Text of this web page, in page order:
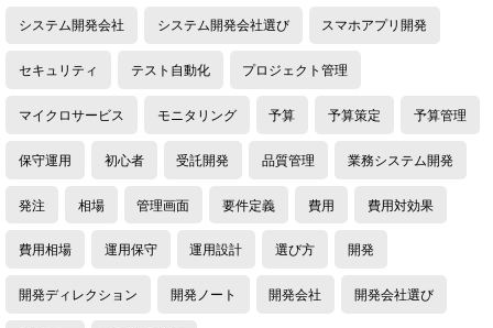
システム開発会社 システム開発会社選び スマホアプリ開発
セキュリティ テスト自動化 プロジェクト管理
マイクロサービス モニタリング 予算 予算策定 予算管理
保守運用 初心者 受託開発 品質管理 業務システム開発
発注 相場 管理画面 要件定義 費用 費用対効果
費用相場 運用保守 運用設計 選び方 開発
開発ディレクション 開発ノート 開発会社 開発会社選び